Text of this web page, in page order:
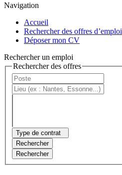
Navigation
Accueil
Rechercher des offres d’emploi
Déposer mon CV
Rechercher un emploi
Rechercher des offres
Type de contrat
Rechercher
Rechercher